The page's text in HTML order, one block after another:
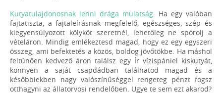
Kutyatulajdonosnak lenni drága mulatság . Ha egy valóban
fajtatiszta, a fajtaleírásnak megfelelő, egészséges, szép és
kiegyensúlyozott kölyköt szeretnél, lehetőleg ne spórolj a
vételáron. Mindig emlékeztesd magad, hogy ez egy egyszeri
összeg, ami befektetés a közös, boldog jövőtökbe. Ha máshol
feltünően kedvező áron találsz egy Ír vízispániel kiskutyát,
könnyen a saját csapdádban találhatod magad és a
későbbiekben nagy valószínűséggel rengeteg pénzt fogsz
otthagyni az állatorvosi rendelőben. Ugye te sem ezt akarod?